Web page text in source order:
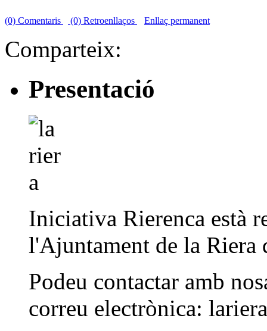
(0) Comentaris (0) Retroenllaços Enllaç permanent
Comparteix:
Presentació
Iniciativa Rierenca està
l'Ajuntament de la Riera
Podeu contactar amb
correu electrònica: